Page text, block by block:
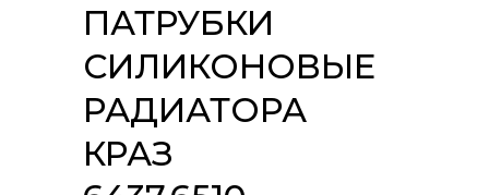
ПАТРУБКИ
СИЛИКОНОВЫЕ
РАДИАТОРА
КРАЗ